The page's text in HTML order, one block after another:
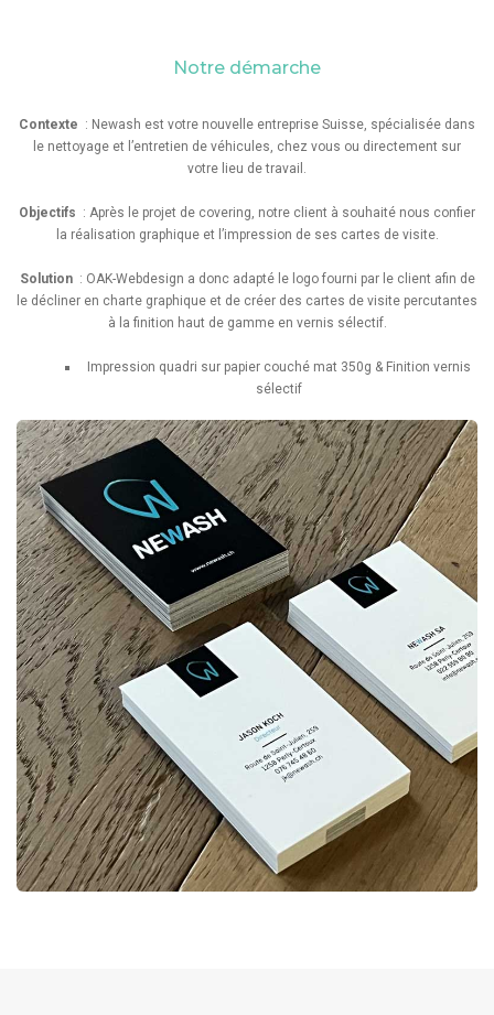
Notre démarche
Contexte : Newash est votre nouvelle entreprise Suisse, spécialisée dans
le nettoyage et l’entretien de véhicules, chez vous ou directement sur
votre lieu de travail.
Objectifs : Après le projet de covering, notre client à souhaité nous confier
la réalisation graphique et l’impression de ses cartes de visite.
Solution : OAK-Webdesign a donc adapté le logo fourni par le client afin de
le décliner en charte graphique et de créer des cartes de visite percutantes
à la finition haut de gamme en vernis sélectif.
Impression quadri sur papier couché mat 350g & Finition vernis
sélectif